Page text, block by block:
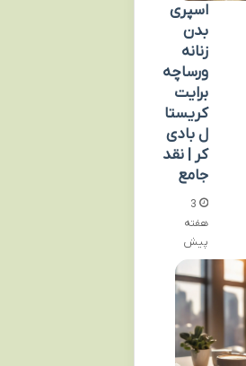
اسپری
بدن
زنانه
ورساچه
برایت
کریستا
ل بادی
کر | نقد
جامع
3
هفته
پیش